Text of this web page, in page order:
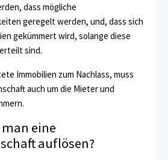
dass mögliche
geregelt werden, und, dass sich
gekümmert wird, solange diese
sind.
Immobilien zum Nachlass, muss
auch um die Mieter und
eine
auflösen?